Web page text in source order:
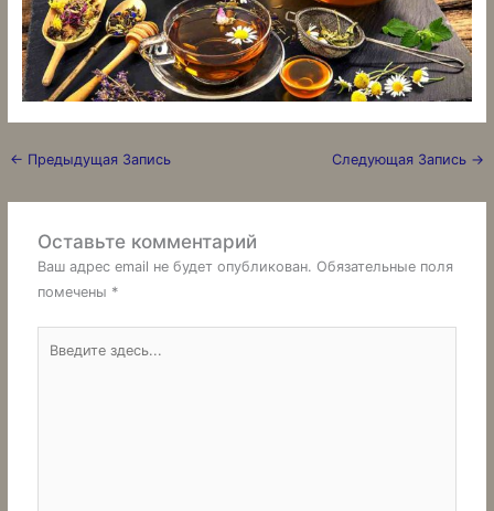
← Предыдущая Запись Следующая Запись →
Оставьте комментарий
Ваш адрес email не будет опубликован. Обязательные поля
помечены *
здесь...